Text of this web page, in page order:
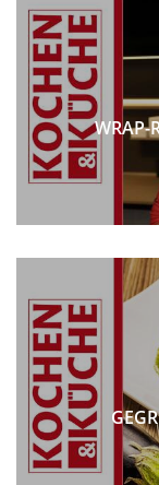
WRAP-